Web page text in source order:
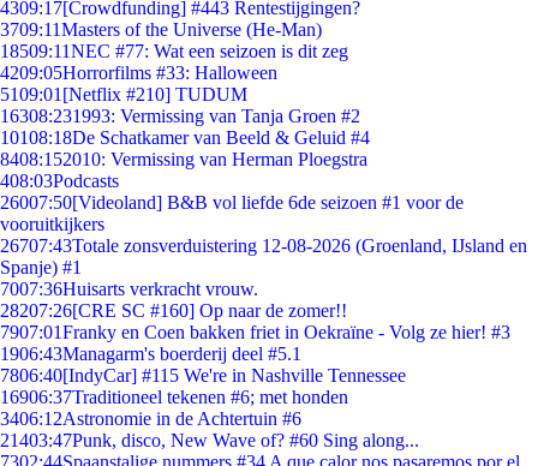
4309:17[Crowdfunding] #443 Rentestijgingen?
3709:11Masters of the Universe (He-Man)
18509:11NEC #77: Wat een seizoen is dit zeg
4209:05Horrorfilms #33: Halloween
5109:01 [Netflix #210] TUDUM
16308:231993: Vermissing van Tanja Groen #2
10108:18De Schatkamer van Beeld & Geluid #4
8408:152010: Vermissing van Herman Ploegstra
408:03Podcasts
26007:50[Videoland] B&B vol liefde 6de seizoen #1 voor de
vooruitkijkers
26707:43Totale zonsverduistering 12-08-2026 (Groenland, IJsland en
Spanje) #1
7007:36Huisarts verkracht vrouw.
28207:26[CRE SC #160] Op naar de zomer!!
7907:01Franky en Coen bakken friet in Oekraïne - Volg ze hier! #3
1906:43Managarm's boerderij deel #5.1
7806:40[IndyCar] #115 We're in Nashville Tennessee
16906:37Traditioneel tekenen #6; met honden
3406:12Astronomie in de Achtertuin #6
21403:47Punk, disco, New Wave of? #60 Sing along...
7302:44Spaanstalige nummers #34 A que calor nos pasaremos por el